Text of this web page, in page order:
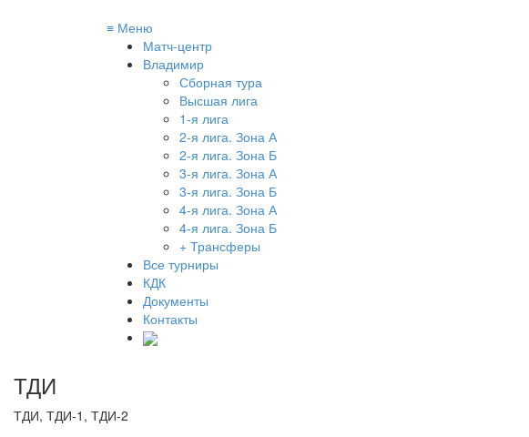
≡ Меню
Матч-центр
Владимир
Сборная тура
Высшая лига
1-я лига
2-я лига. Зона А
2-я лига. Зона Б
3-я лига. Зона А
3-я лига. Зона Б
4-я лига. Зона А
4-я лига. Зона Б
+ Трансферы
Все турниры
КДК
Документы
Контакты
ТДИ
ТДИ, ТДИ-1, ТДИ-2